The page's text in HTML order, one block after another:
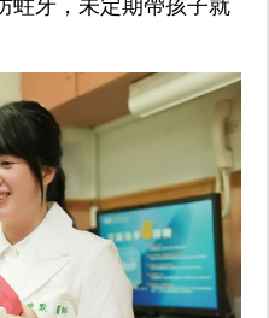
蛀牙，未定期帶孩子就